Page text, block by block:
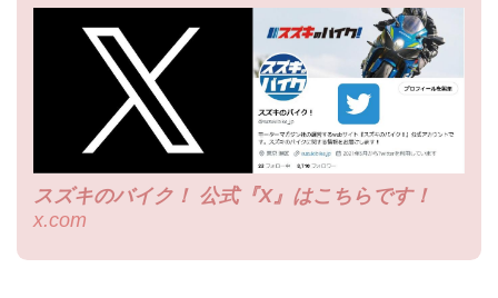
スズキのバイク！ 公式『X』はこちらです！
x.com